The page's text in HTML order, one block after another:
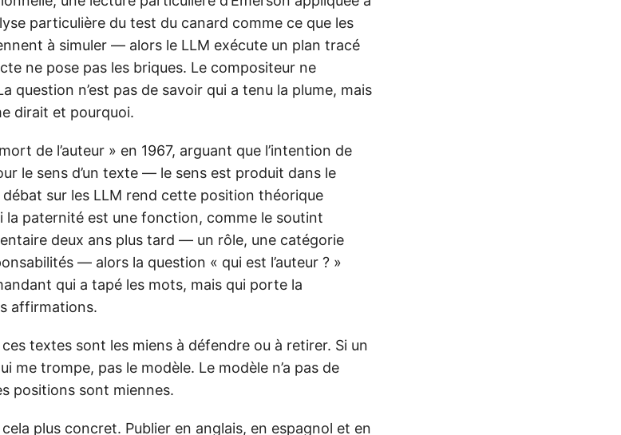
particulière du test du canard comme ce que les
à simuler — alors le LLM exécute un plan tracé
ne pose pas les briques. Le compositeur ne
question n’est pas de savoir qui a tenu la plume, mais
dirait et pourquoi.
de l’auteur » en 1967, arguant que l’intention de
le sens d’un texte — le sens est produit dans le
débat sur les LLM rend cette position théorique
la paternité est une fonction, comme le soutint
deux ans plus tard — un rôle, une catégorie
— alors la question « qui est l’auteur ? »
qui a tapé les mots, mais qui porte la
affirmations.
textes sont les miens à défendre ou à retirer. Si un
me trompe, pas le modèle. Le modèle n’a pas de
positions sont miennes.
plus concret. Publier en anglais, en espagnol et en